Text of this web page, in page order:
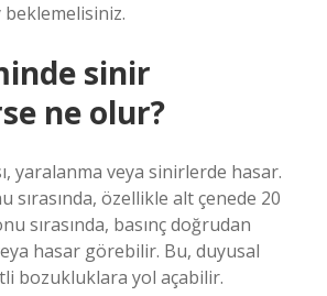
beklemelisiniz.
sinir
ne olur?
yaralanma veya sinirlerde hasar.
sırasında, özellikle alt çenede 20
sırasında, basınç doğrudan
hasar görebilir. Bu, duyusal
bozukluklara yol açabilir.